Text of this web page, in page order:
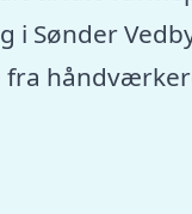
i Sønder
fra